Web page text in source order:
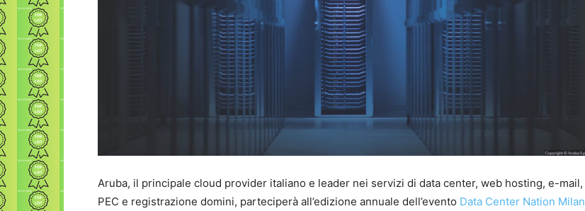
Aruba, il principale cloud provider italiano e leader nei servizi di data center, web hosting, e-mail,
PEC e registrazione domini, parteciperà all’edizione annuale dell’evento Data Center Nation Milan